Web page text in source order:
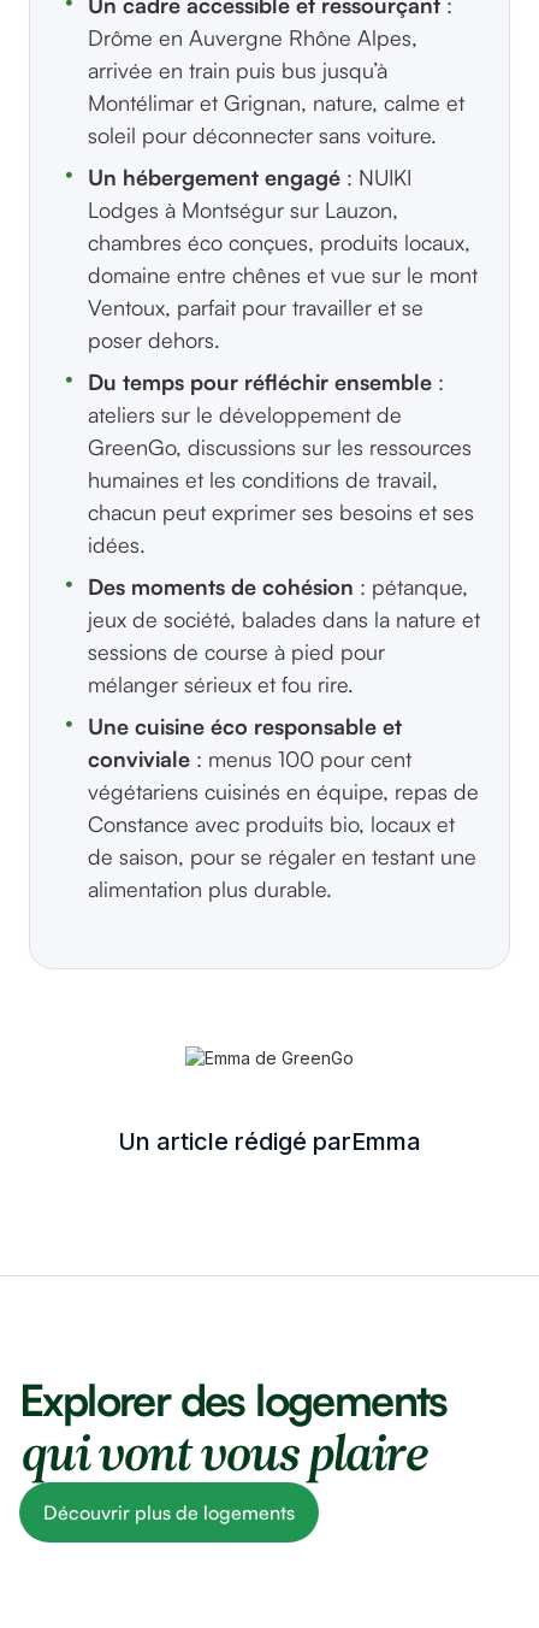
Drôme en Auvergne Rhône Alpes,
arrivée en train puis bus jusqu’à
Montélimar et Grignan, nature, calme et
soleil pour déconnecter sans voiture.
Un hébergement engagé : NUIKI
Lodges à Montségur sur Lauzon,
chambres éco conçues, produits locaux,
domaine entre chênes et vue sur le mont
Ventoux, parfait pour travailler et se
poser dehors.
Du temps pour réfléchir ensemble :
ateliers sur le développement de
GreenGo, discussions sur les ressources
humaines et les conditions de travail,
chacun peut exprimer ses besoins et ses
idées.
Des moments de cohésion : pétanque,
jeux de société, balades dans la nature et
sessions de course à pied pour
mélanger sérieux et fou rire.
Une cuisine éco responsable et
conviviale : menus 100 pour cent
végétariens cuisinés en équipe, repas de
Constance avec produits bio, locaux et
de saison, pour se régaler en testant une
alimentation plus durable.
Un article rédigé parEmma
Explorer des logements
qui vont vous plaire
Découvrir plus de logements